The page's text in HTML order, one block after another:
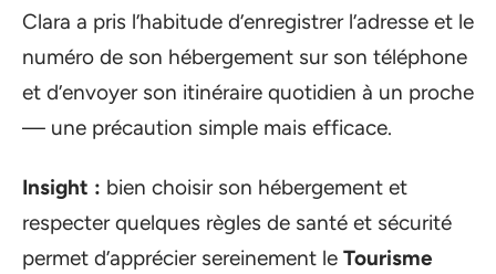
Clara a pris l’habitude d’enregistrer l’adresse et le
numéro de son hébergement sur son téléphone
et d’envoyer son itinéraire quotidien à un proche
— une précaution simple mais efficace.
Insight : bien choisir son hébergement et
respecter quelques règles de santé et sécurité
permet d’apprécier sereinement le Tourisme